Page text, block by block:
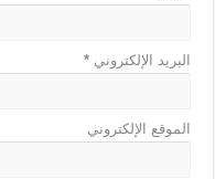
البريد الإلكتروني*
الموقع الإلكتروني